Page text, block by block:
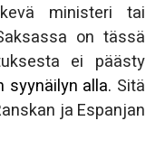
ministeri tai
on tässä
ei päästy
syynäilyn alla. Sitä
ja Espanjan